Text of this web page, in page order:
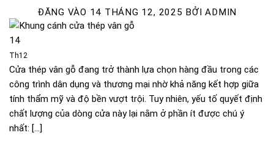
ĐĂNG VÀO 14 THÁNG 12, 2025 BỞIADMIN
14
Th12
Cửa thép vân gỗ đang trở thành lựa chọn hàng đầu trong các
công trình dân dụng và thương mại nhờ khả năng kết hợp giữa
tính thẩm mỹ và độ bền vượt trội. Tuy nhiên, yếu tố quyết định
chất lượng của dòng cửa này lại nằm ở phần ít được chú ý
nhất: […]